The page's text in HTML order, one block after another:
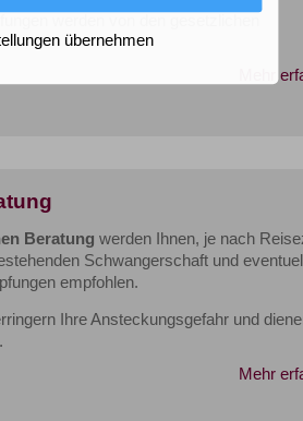
werden von den gesetzlichen
Mehr
Beratung werden Ihnen, je nach
Schwangerschaft und
empfohlen.
Ihre Ansteckungsgefahr und
Mehr
übernehmen